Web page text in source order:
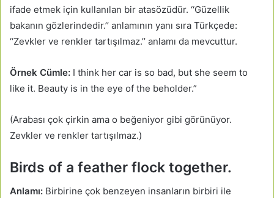
ifade etmek için kullanılan bir atasözüdür. ‘‘Güzellik
bakanın gözlerindedir.’’ anlamının yanı sıra Türkçede:
‘‘Zevkler ve renkler tartışılmaz.’’ anlamı da mevcuttur.
Örnek Cümle: I think her car is so bad, but she seem to
like it. Beauty is in the eye of the beholder.”
(Arabası çok çirkin ama o beğeniyor gibi görünüyor.
Zevkler ve renkler tartışılmaz.)
Birds of a feather flock together.
Anlamı: Birbirine çok benzeyen insanların birbiri ile